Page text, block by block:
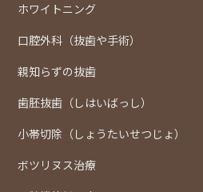
ホワイトニング
口腔外科（抜歯や手術）
親知らずの抜歯
歯胚抜歯（しはいばっし）
小帯切除（しょうたいせつじょ）
ボツリヌス治療